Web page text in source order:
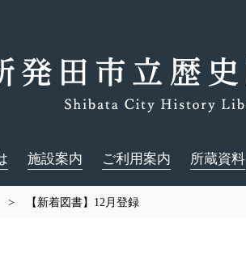
施設案内 ご利用案内 所蔵資料
> 【新着図書】12月登録